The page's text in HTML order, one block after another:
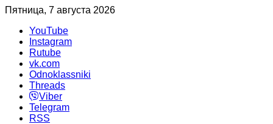
Пятница, 7 августа 2026
YouTube
Instagram
Rutube
vk.com
Odnoklassniki
Threads
Viber
Telegram
RSS